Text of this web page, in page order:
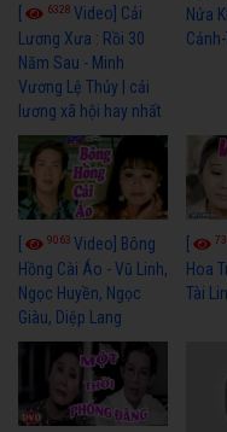
6328 Video] Cải
Lương Xưa : Rồi 30
Năm Sau - Minh
Vương Lệ Thủy | cải
lương xã hội hay nhất
Nửa
9063 Video] Bông
Hồng Cài Áo - Vũ Linh,
Ngọc Huyền, Ngọc
Giàu, Diệp Lang
Hoa
Tài